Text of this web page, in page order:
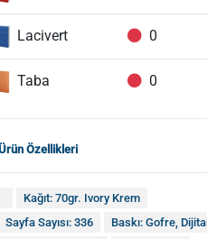
Lacivert 0
Taba 0
Özellikleri
Kağıt: 70gr. Ivory Krem
Sayfa Sayısı: 336
Baskı: Gofre, Dijital